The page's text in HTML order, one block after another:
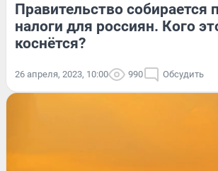
Правительство собирается
налоги для россиян. Кого
коснётся?
26 апреля, 2023, 10:00 990 Обсудить